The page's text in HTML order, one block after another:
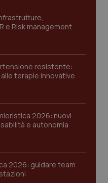
e Risk management
resistente:
terapie innovative
2026: nuovi
e autonomia
2026: guidare team
CookieScript
www.quotidianosanita.it